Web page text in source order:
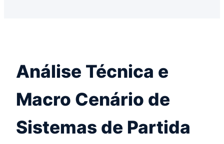
Análise Técnica e
Macro Cenário de
Sistemas de Partida